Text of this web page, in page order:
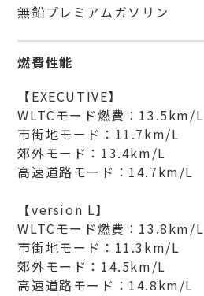
無鉛プレミアムガソリン
燃費性能
【EXECUTIVE】
WLTCモード燃費：13.5km/L
市街地モード：11.7km/L
郊外モード：13.4km/L
高速道路モード：14.7km/L
【version L】
WLTCモード燃費：13.8km/L
市街地モード：11.3km/L
郊外モード：14.5km/L
高速道路モード：14.8km/L